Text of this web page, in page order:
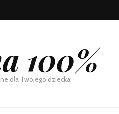
100%
dla Twojego dziecka!